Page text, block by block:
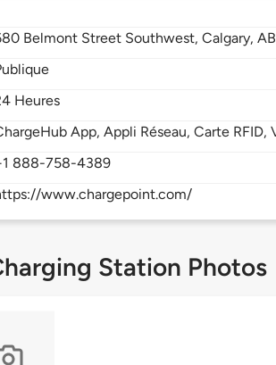
Belmont Street Southwest,Calgary,
Heures
App, Appli Réseau, Carte RFID,
888-758-4389
www.chargepoint.com/
Station Photos